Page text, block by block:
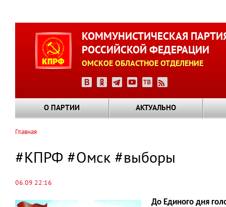
КОММУНИСТИЧЕСКАЯ
РОССИЙСКОЙ ФЕДЕРАЦИИ
ОМСКОЕ ОБЛАСТНОЕ ОТДЕЛЕНИЕ
О ПАРТИИ АКТУАЛЬНО
навигации
Главная
#КПРФ #Омск #выборы
06.09 22:16
До Единого дня